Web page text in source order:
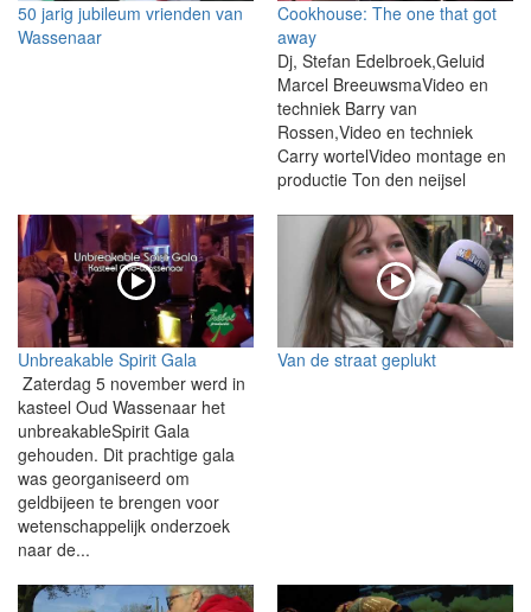
50 jarig jubileum vrienden van
Wassenaar
Cookhouse: The one that got
away
Dj, Stefan Edelbroek,Geluid
Marcel BreeuwsmaVideo en
techniek Barry van
Rossen,Video en techniek
Carry wortelVideo montage en
productie Ton den neijsel
Unbreakable Spirit Gala
Zaterdag 5 november werd in
kasteel Oud Wassenaar het
unbreakableSpirit Gala
gehouden. Dit prachtige gala
was georganiseerd om
geldbijeen te brengen voor
wetenschappelijk onderzoek
naar de...
Van de straat geplukt